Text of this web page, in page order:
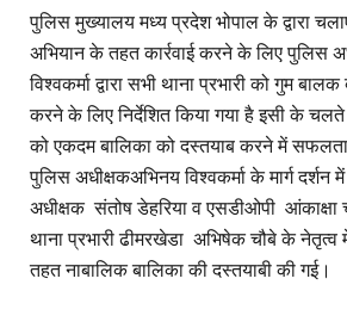
पुलिस मुख्यालय मध्य प्रदेश भोपाल के द्वारा
अभियान के तहत कार्रवाई करने के लिए पुलिस
विश्वकर्मा द्वारा सभी थाना प्रभारी को गुम
करने के लिए निर्देशित किया गया है इसी के
को एकदम बालिका को दस्तयाब करने में सफलता
पुलिस अधीक्षकअभिनय विश्वकर्मा के मार्ग दर्शन
अधीक्षक संतोष डेहरिया व एसडीओपी आंकाक्षा
थाना प्रभारी ढीमरखेडा अभिषेक चौबे के
तहत नाबालिक बालिका की दस्तयाबी की गई।